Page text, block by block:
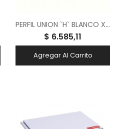
PERFIL UNION `H` BLANCO X 3 MTS (13MM)
$ 6.585,11
Agregar Al Carrito